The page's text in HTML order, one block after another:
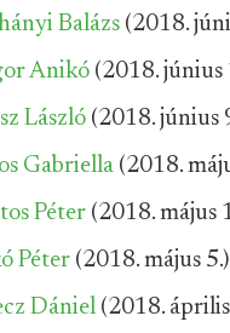
Balázs (2018.
Anikó (2018. június
László (2018. június
Gabriella (2018.
Péter (2018. május
Péter (2018. május 5.)
Dániel (2018.